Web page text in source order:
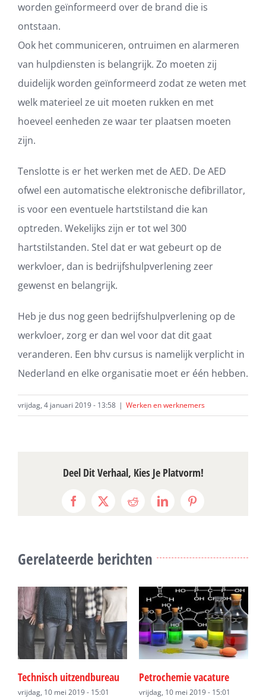
worden geïnformeerd over de brand die is
ontstaan.
Ook het communiceren, ontruimen en alarmeren
van hulpdiensten is belangrijk. Zo moeten zij
duidelijk worden geïnformeerd zodat ze weten met
welk materieel ze uit moeten rukken en met
hoeveel eenheden ze waar ter plaatsen moeten
zijn.
Tenslotte is er het werken met de AED. De AED
ofwel een automatische elektronische defibrillator,
is voor een eventuele hartstilstand die kan
optreden. Wekelijks zijn er tot wel 300
hartstilstanden. Stel dat er wat gebeurt op de
werkvloer, dan is bedrijfshulpverlening zeer
gewenst en belangrijk.
Heb je dus nog geen bedrijfshulpverlening op de
werkvloer, zorg er dan wel voor dat dit gaat
veranderen. Een bhv cursus is namelijk verplicht in
Nederland en elke organisatie moet er één hebben.
vrijdag, 4 januari 2019 - 13:58 | Werken en werknemers
Deel Dit Verhaal, Kies Je Platvorm!
Facebook
X RedditLinkedInPinterest
Gerelateerde berichten
Technisch uitzendbureau
vrijdag, 10 mei 2019 - 15:01
Petrochemie vacature
vrijdag, 10 mei 2019 - 15:01